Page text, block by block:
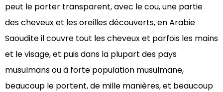
peut le porter transparent, avec le cou, une partie
des cheveux et les oreilles découverts, en Arabie
Saoudite il couvre tout les cheveux et parfois les mains
et le visage, et puis dans la plupart des pays
musulmans ou à forte population musulmane,
beaucoup le portent, de mille manières, et beaucoup